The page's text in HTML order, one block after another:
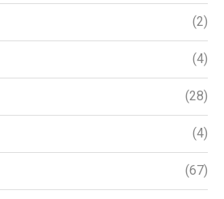
(2)
(4)
(28)
(4)
(67)